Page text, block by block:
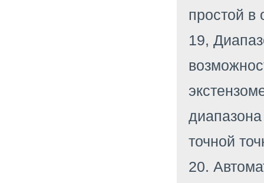
простой в
19,
точной
20.